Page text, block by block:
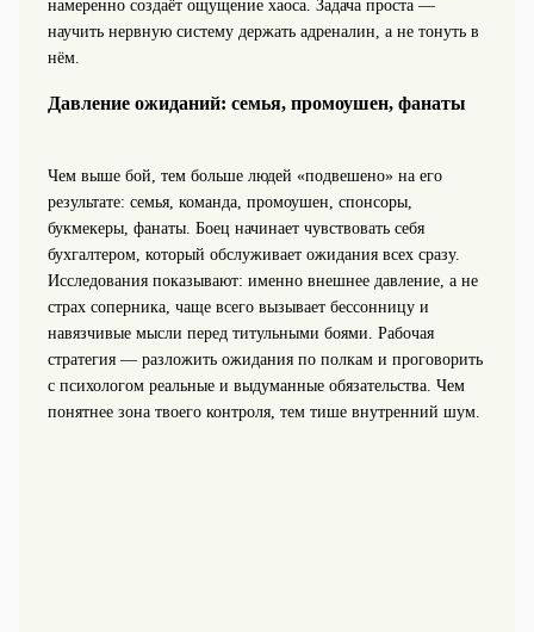
намеренно создаёт ощущение хаоса. Задача проста —
научить нервную систему держать адреналин, а не тонуть в
нём.
Давление ожиданий: семья, промоушен, фанаты
Чем выше бой, тем больше людей «подвешено» на его
результате: семья, команда, промоушен, спонсоры,
букмекеры, фанаты. Боец начинает чувствовать себя
бухгалтером, который обслуживает ожидания всех сразу.
Исследования показывают: именно внешнее давление, а не
страх соперника, чаще всего вызывает бессонницу и
навязчивые мысли перед титульными боями. Рабочая
стратегия — разложить ожидания по полкам и проговорить
с психологом реальные и выдуманные обязательства. Чем
понятнее зона твоего контроля, тем тише внутренний шум.